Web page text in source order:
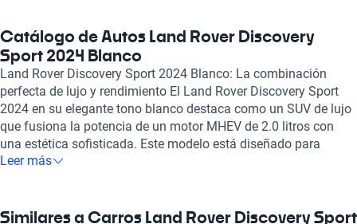
Catálogo de Autos Land Rover Discovery
Sport 2024 Blanco
Land Rover Discovery Sport 2024 Blanco: La combinación
perfecta de lujo y rendimiento El Land Rover Discovery Sport
2024 en su elegante tono blanco destaca como un SUV de lujo
que fusiona la potencia de un motor MHEV de 2.0 litros con
una estética sofisticada. Este modelo está diseñado para
aquellos que buscan estilo y comodidad, con un interior que
200 y 249 caballos de fuerza, asegura una aceleración de 0 a
Leer más
Similares a Carros Land Rover Discovery Sport